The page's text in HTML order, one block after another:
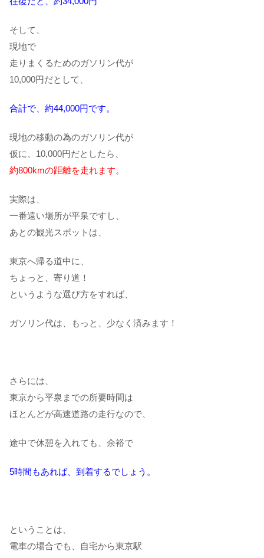
そして、
現地で
走りまくるためのガソリン代が
10,000円だとして、
合計で、約44,000円です。
現地の移動の為のガソリン代が
仮に、10,000円だとしたら、
約800kmの距離を走れます。
実際は、
一番遠い場所が平泉ですし、
あとの観光スポットは、
東京へ帰る道中に、
ちょっと、寄り道！
というような選び方をすれば、
ガソリン代は、もっと、少なく済みます！
さらには、
東京から平泉までの所要時間は
ほとんどが高速道路の走行なので、
途中で休憩を入れても、余裕で
5時間もあれば、到着するでしょう。
ということは、
電車の場合でも、自宅から東京駅